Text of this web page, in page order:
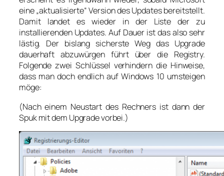
eine „aktualisierte“ Version des Updates bereitstellt.
Damit landet es wieder in der Liste der zu
installierenden Updates. Auf Dauer ist das also sehr
lästig. Der bislang sicherste Weg das Upgrade
dauerhaft abzuwürgen führt über die Registry.
Folgende zwei Schlüssel verhindern die Hinweise,
dass man doch endlich auf Windows 10 umsteigen
möge:
(Nach einem Neustart des Rechners ist dann der
Spuk mit dem Upgrade vorbei.)